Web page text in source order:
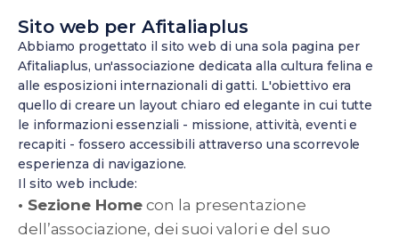
Sito web per Afitaliaplus
Abbiamo progettato il sito web di una sola pagina per
Afitaliaplus, un'associazione dedicata alla cultura felina e
alle esposizioni internazionali di gatti. L'obiettivo era
quello di creare un layout chiaro ed elegante in cui tutte
le informazioni essenziali - missione, attività, eventi e
recapiti - fossero accessibili attraverso una scorrevole
esperienza di navigazione.
Il sito web include:
• Sezione Homecon la presentazione
dell’associazione, dei suoi valori e del suo